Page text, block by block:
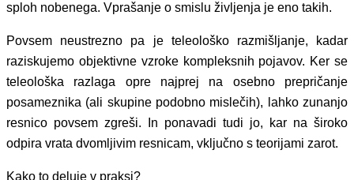
sploh nobenega. Vprašanje o smislu življenja je eno takih.
Povsem neustrezno pa je teleološko razmišljanje, kadar
raziskujemo objektivne vzroke kompleksnih pojavov. Ker se
teleološka razlaga opre najprej na osebno prepričanje
posameznika (ali skupine podobno mislečih), lahko zunanjo
resnico povsem zgreši. In ponavadi tudi jo, kar na široko
odpira vrata dvomljivim resnicam, vključno s teorijami zarot.
Kako to deluje v praksi?